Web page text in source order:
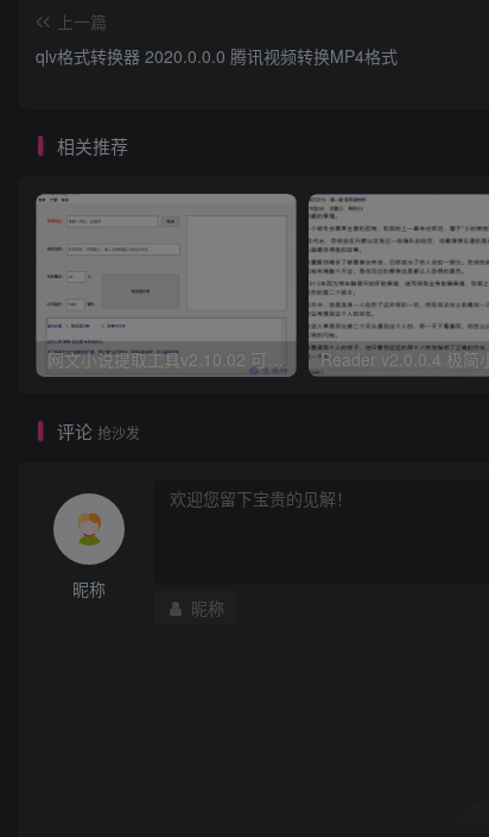
上一篇
qlv格式转换器 2020.0.0.0 腾讯视频转换MP4格式
相关推荐
评论 抢沙发
昵称
昵称